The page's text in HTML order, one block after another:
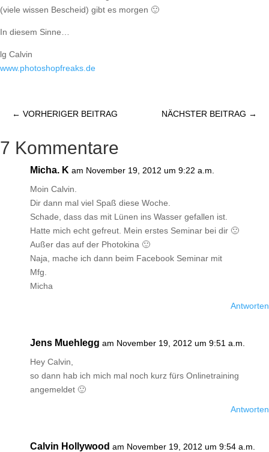
(viele wissen Bescheid) gibt es morgen 🙂
In diesem Sinne…
lg Calvin
www.photoshopfreaks.de
← VORHERIGER BEITRAG NÄCHSTER BEITRAG →
7 Kommentare
Micha. K am November 19, 2012 um 9:22 a.m.
Moin Calvin.
Dir dann mal viel Spaß diese Woche.
Schade, dass das mit Lünen ins Wasser gefallen ist.
Hatte mich echt gefreut. Mein erstes Seminar bei dir 🙁
Außer das auf der Photokina 🙂
Naja, mache ich dann beim Facebook Seminar mit
Mfg.
Micha
Antworten
Jens Muehlegg am November 19, 2012 um 9:51 a.m.
Hey Calvin,
so dann hab ich mich mal noch kurz fürs Onlinetraining
angemeldet 🙂
Antworten
Calvin Hollywood am November 19, 2012 um 9:54 a.m.